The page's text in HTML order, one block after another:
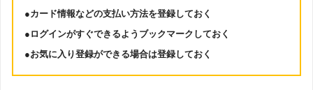
●カード情報などの支払い方法を登録しておく
●ログインがすぐできるようブックマークしておく
●お気に入り登録ができる場合は登録しておく